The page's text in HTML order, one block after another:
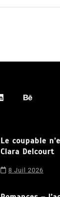
Le coupable
Clara Delcourt
8 Juil 2026